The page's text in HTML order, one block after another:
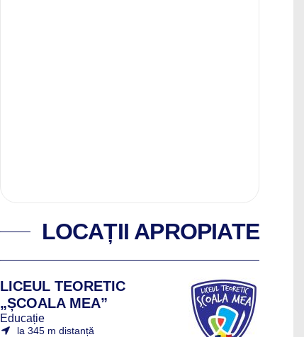
LOCAȚII APROPIATE
LICEUL TEORETIC
„ȘCOALA MEA”
Educație
la 345 m distanță